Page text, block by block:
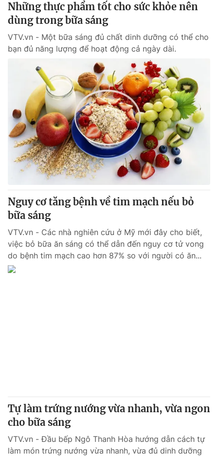
Những thực phẩm tốt cho sức khỏe nên
dùng trong bữa sáng
VTV.vn - Một bữa sáng đủ chất dinh dưỡng có thể cho
bạn đủ năng lượng để hoạt động cả ngày dài.
Nguy cơ tăng bệnh về tim mạch nếu bỏ
bữa sáng
VTV.vn - Các nhà nghiên cứu ở Mỹ mới đây cho biết,
việc bỏ bữa ăn sáng có thể dẫn đến nguy cơ tử vong
do bệnh tim mạch cao hơn 87% so với người có ăn...
Tự làm trứng nướng vừa nhanh, vừa ngon
cho bữa sáng
VTV.vn - Đầu bếp Ngô Thanh Hòa hướng dẫn cách tự
làm món trứng nướng vừa nhanh, vừa đủ dinh dưỡng